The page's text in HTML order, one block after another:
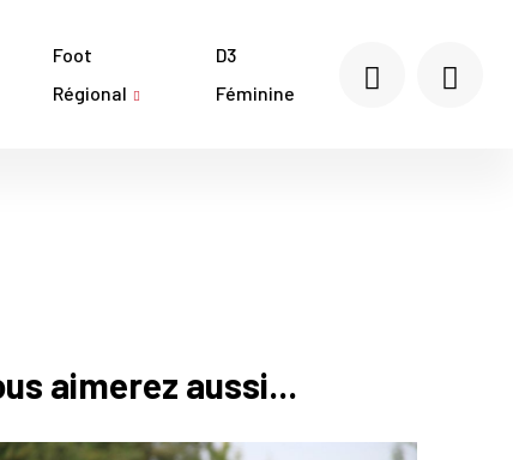
Foot
Régional
D3
Féminine
aimerez aussi...